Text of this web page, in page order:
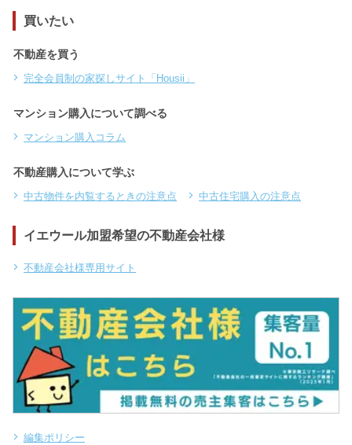
買いたい
不動産を買う
完全会員制の家探しサイト「Housii」
マンション購入について調べる
マンション購入コラム
不動産購入について学ぶ
中古物件を内覧するときの注意点 中古住宅購入の注意点
イエウール加盟希望の不動産会社様
不動産会社様専用サイト
編集ポリシー